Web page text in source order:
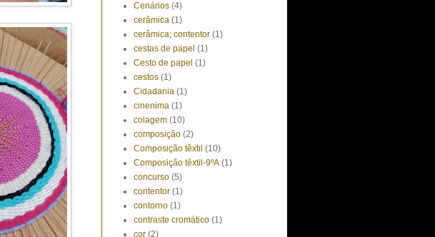
Cenários (4)
cerâmica (1)
cerâmica; contentor (1)
cestas de papel (1)
Cesto de papel (1)
cestos (1)
Cidadania (1)
cinenima (1)
colagem (10)
composição (2)
Composição têxtil (10)
Composição têxtil-9ºA (1)
concurso (5)
contentor (1)
contorno (1)
contraste cromático (1)
cor (2)